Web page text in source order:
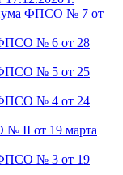
ФПСО № 7 от
ФПСО № 6 от 28
ФПСО № 5 от 25
ФПСО № 4 от 24
№ II от 19 марта
ФПСО № 3 от 19